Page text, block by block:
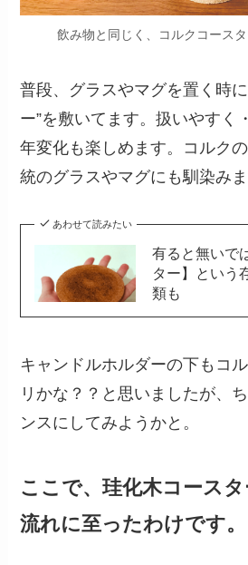
飲み物と同じく、コルクコース
普段、グラスやマグを置く時
ー”を敷いてます。扱いやすく
年変化も楽しめます。コルク
統のグラスやマグにも馴染みま
あわせて読みたい
有ると無いで
ター】という
類も
キャンドルホルダーの下もコ
リかな？？と思いましたが、
ンスにしてみようかと。
ここで、珪化木コース
流れに至ったわけです。